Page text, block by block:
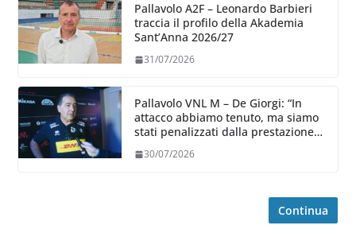
Pallavolo A2F – Leonardo Barbieri
traccia il profilo della Akademia
Sant’Anna 2026/27
31/07/2026
Pallavolo VNL M – De Giorgi: “In
attacco abbiamo tenuto, ma siamo
stati penalizzati dalla prestazione
30/07/2026
Continua